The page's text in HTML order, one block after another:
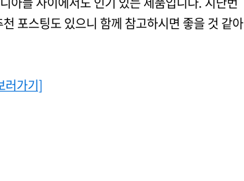
포스팅도 있으니 함께 참고하시면 좋을 것 같아
러가기]